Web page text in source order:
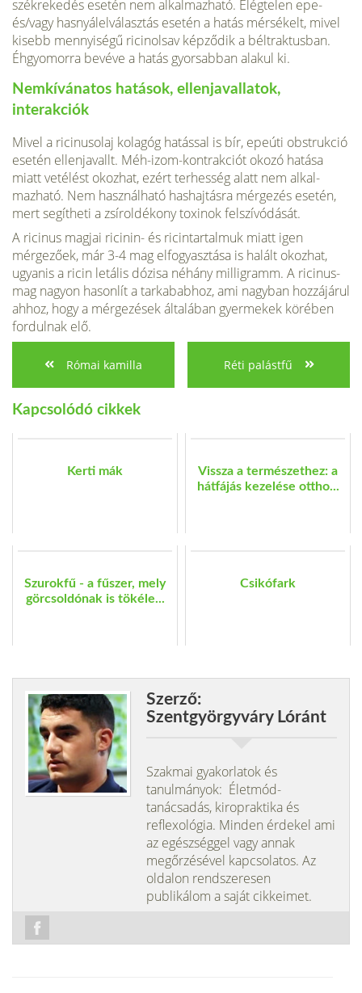
székrekedés esetén nem alkalmazható. Elégtelen epe-
és/vagy hasnyálelválasztás esetén a hatás mérsékelt, mivel
kisebb mennyiségű ricinolsav képződik a béltraktusban.
Éhgyo­morra bevéve a hatás gyorsabban alakul ki.
Nemkívánatos hatások, ellenjavallatok,
interakciók
Mivel a ricinusolaj kolagóg hatással is bír, epeúti obstrukció
esetén ellenjavallt. Méh-izom-kontrakciót okozó hatása
miatt vetélést okozhat, ezért terhesség alatt nem alkal­
mazható. Nem használható hashajtásra mérgezés esetén,
mert segítheti a zsíroldékony toxinok felszívódását.
A ricinus magjai ricinin- és ricintartalmuk miatt igen
mérgezőek, már 3-4 mag elfo­gyasztása is halált okozhat,
ugyanis a ricin letális dózisa néhány milligramm. A ricinus­
mag nagyon hasonlít a tarkababhoz, ami nagyban hozzájárul
ahhoz, hogy a mérgezések általában gyermekek körében
fordulnak elő.
Római kamilla Réti palástfű
Kapcsolódó cikkek
Kerti mák
Vissza a természethez: a
hátfájás kezelése ottho...
Szurokfű - a fűszer, mely
görcsoldónak is tökéle...
Csikófark
Szerző:
Szentgyörgyváry Lóránt
Szakmai gyakorlatok és
tanulmányok: Életmód-
tanácsadás, kiropraktika és
reflexológia. Minden érdekel ami
az egészséggel vagy annak
megőrzésével kapcsolatos. Az
oldalon rendszeresen
publikálom a saját cikkeimet.